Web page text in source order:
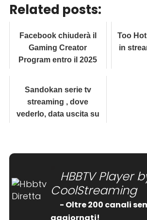
Related posts:
Facebook chiuderà il
Gaming Creator
Program entro il 2025
Too
in
Sandokan serie tv
streaming , dove
vederlo, data uscita su
HBBTV Player
CoolStreaming
- Oltre 200 canali
aggiornati!